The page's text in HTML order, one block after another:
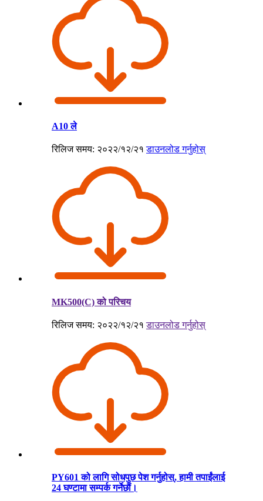
A10 ले
रिलिज समय: २०२२/१२/२१ डाउनलोड गर्नुहोस्
MK500(C) को परिचय
रिलिज समय: २०२२/१२/२१ डाउनलोड गर्नुहोस्
PY601 को लागि सोधपुछ पेश गर्नुहोस्, हामी तपाईंलाई
24 घण्टामा सम्पर्क गर्नेछौं।